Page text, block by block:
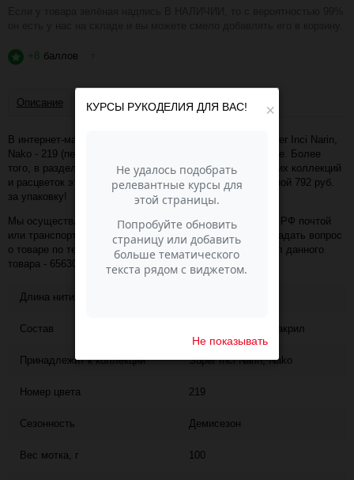
+8 баллов
Описание Отзывы
В интернет-магазине Пасма-Шоп, вы можете купить Super Inci Narin,
Nako - 219 (песочный) (артикул - 65630) по отличной цене. Более
того, в разделе "" имеется порядка 50 000 товаров других коллекций
и расцветок этого же производителя с минимальной ценой 792 руб.
за упаковку!
Мы осуществляем доставку в любой населённый пункт РФ почтой
или транспортной компанией СДЭК. Также, вы можете задать вопрос
о товаре по телефону +7 (343) 200-68-80, назвав артикул данного
товара - 65630
Длина нити
Состав 25% шерсть, 75% акрил
Принадлежит к коллекции Super Inci Narin, Nako
Номер цвета 219
Сезонность Демисезон
Вес мотка, г 100
×
КУРСЫ РУКОДЕЛИЯ ДЛЯ ВАС!
Не показывать